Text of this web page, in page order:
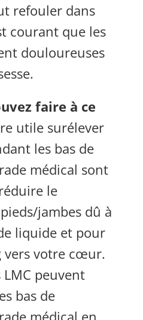
refouler dans
courant que les
douloureuses
faire à ce
utile surélever
les bas de
médical sont
le
jambes dû à
liquide et pour
vers votre cœur.
peuvent
bas de
médical en